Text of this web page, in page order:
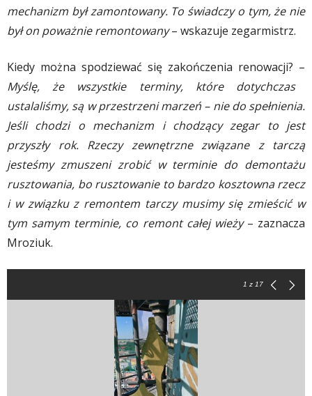
mechanizm był zamontowany. To świadczy o tym, że nie
był on poważnie remontowany– wskazuje zegarmistrz.
Kiedy można spodziewać się zakończenia renowacji? –
Myślę, że wszystkie terminy, które dotychczas
ustalaliśmy, są w przestrzeni marzeń – nie do spełnienia.
Jeśli chodzi o mechanizm i chodzący zegar to jest
przyszły rok. Rzeczy zewnętrzne związane z tarczą
jesteśmy zmuszeni zrobić w terminie do demontażu
rusztowania, bo rusztowanie to bardzo kosztowna rzecz
i w związku z remontem tarczy musimy się zmieścić w
tym samym terminie, co remont całej wieży– zaznacza
Mroziuk.
1 z 17